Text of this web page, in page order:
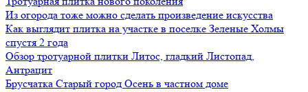
Из огорода тоже можно сделать произведение искусства
Как выглядит плитка на участке в поселке Зеленые Холмы
спустя 2 года
Обзор тротуарной плитки Литос, гладкий Листопад,
Антрацит
Брусчатка Старый город Осень в частном доме